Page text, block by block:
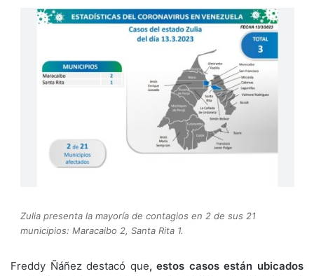
Zulia presenta la mayoría de contagios en 2 de sus 21
municipios: Maracaibo 2, Santa Rita 1.
Freddy Ñáñez destacó que, estos casos están ubicados